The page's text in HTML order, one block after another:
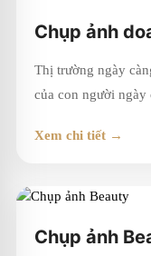
Chụp ảnh
Thị trường ngày
của con người ngày
Xem chi tiết →
Chụp ảnh